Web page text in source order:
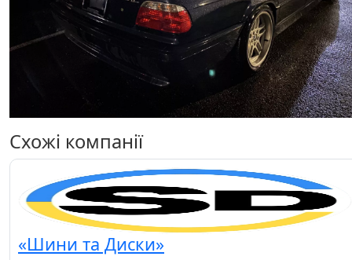
Схожі компанії
«Шини та Диски»